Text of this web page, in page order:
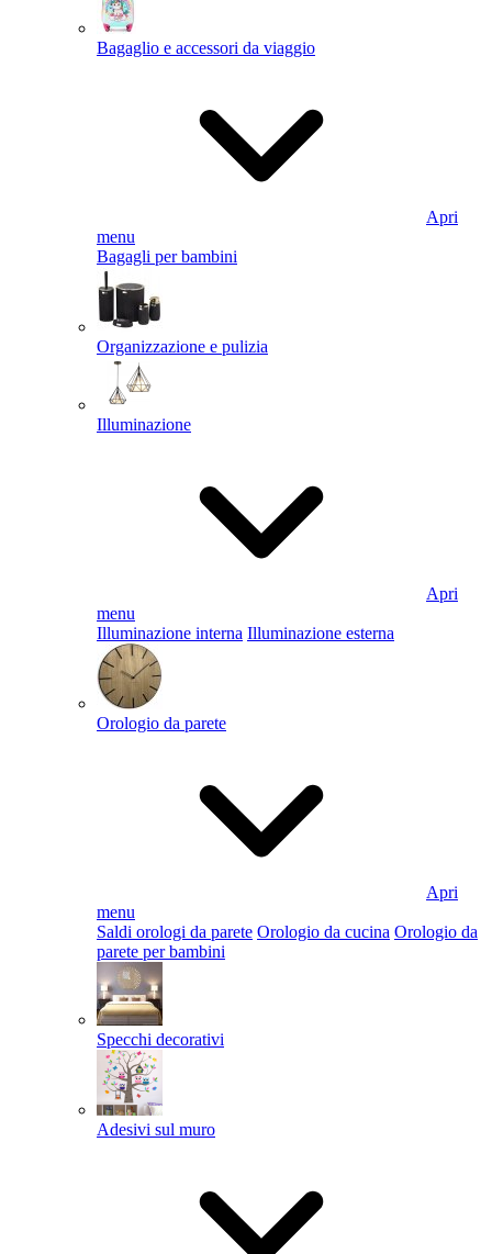
Bagaglio e accessori da viaggio
Apri
menu
Bagagli per bambini
Organizzazione e pulizia
Illuminazione
Apri
menu
Illuminazione interna Illuminazione esterna
Orologio da parete
Apri
menu
Saldi orologi da parete Orologio da cucina Orologio da
parete per bambini
Specchi decorativi
Adesivi sul muro